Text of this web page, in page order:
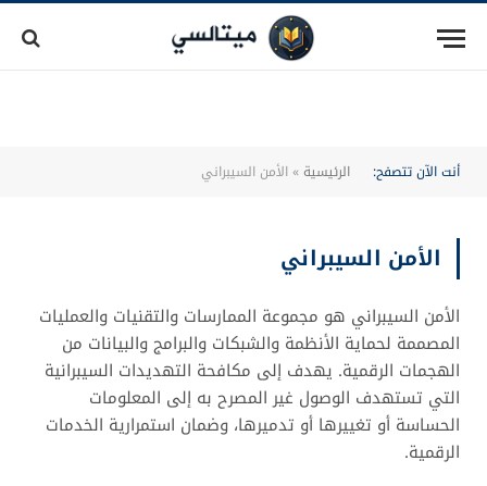
أنت الآن تتصفح: الرئيسية»الأمن السيبراني
الأمن السيبراني
الأمن السيبراني هو مجموعة الممارسات والتقنيات والعمليات
المصممة لحماية الأنظمة والشبكات والبرامج والبيانات من
الهجمات الرقمية. يهدف إلى مكافحة التهديدات السيبرانية
التي تستهدف الوصول غير المصرح به إلى المعلومات
الحساسة أو تغييرها أو تدميرها، وضمان استمرارية الخدمات
الرقمية.